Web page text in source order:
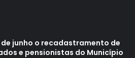
de junho o recadastramento de
e pensionistas do Município